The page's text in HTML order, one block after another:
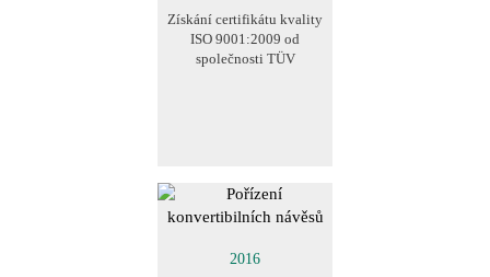
Získání certifikátu kvality
ISO 9001:2009 od
společnosti TÜV
2016